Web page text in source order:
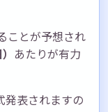
ことが予想され
あたりが有力
発表されますの